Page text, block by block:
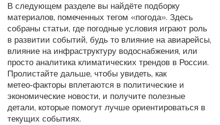
В следующем разделе вы найдёте подборку
материалов, помеченных тегом «погода». Здесь
собраны статьи, где погодные условия играют роль
в развитии событий, будь то влияние на авиарейсы,
влияние на инфраструктуру водоснабжения, или
просто аналитика климатических трендов в России.
Пролистайте дальше, чтобы увидеть, как
метео‑факторы вплетаются в политические и
экономические новости, и получите полезные
детали, которые помогут лучше ориентироваться в
текущих событиях.